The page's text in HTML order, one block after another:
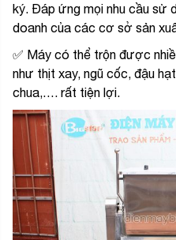
ký. Đáp ứng mọi nhu cầu sử
doanh của các cơ sở sản
✅ Máy có thể trộn được
như thịt xay, ngũ cốc, đậu
chua,…. rất tiện lợi.